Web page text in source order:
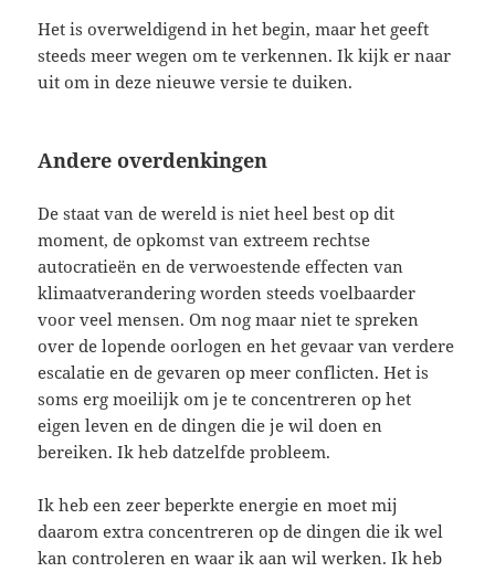
Het is overweldigend in het begin, maar het geeft
steeds meer wegen om te verkennen. Ik kijk er naar
uit om in deze nieuwe versie te duiken.
Andere overdenkingen
De staat van de wereld is niet heel best op dit
moment, de opkomst van extreem rechtse
autocratieën en de verwoestende effecten van
klimaatverandering worden steeds voelbaarder
voor veel mensen. Om nog maar niet te spreken
over de lopende oorlogen en het gevaar van verdere
escalatie en de gevaren op meer conflicten. Het is
soms erg moeilijk om je te concentreren op het
eigen leven en de dingen die je wil doen en
bereiken. Ik heb datzelfde probleem.
Ik heb een zeer beperkte energie en moet mij
daarom extra concentreren op de dingen die ik wel
kan controleren en waar ik aan wil werken. Ik heb